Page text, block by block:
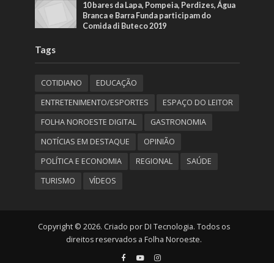
10 bares da Lapa, Pompeia, Perdizes, Água
Branca e Barra Funda participam do
Comida di Buteco 2019
Tags
COTIDIANO
EDUCAÇÃO
ENTRETENIMENTO/ESPORTES
ESPAÇO DO LEITOR
FOLHA NOROESTE DIGITAL
GASTRONOMIA
NOTÍCIAS EM DESTAQUE
OPINIÃO
POLÍTICA E ECONOMIA
REGIONAL
SAÚDE
TURISMO
VÍDEOS
Copyright © 2026. Criado por DI Tecnologia. Todos os
direitos reservados a Folha Noroeste.